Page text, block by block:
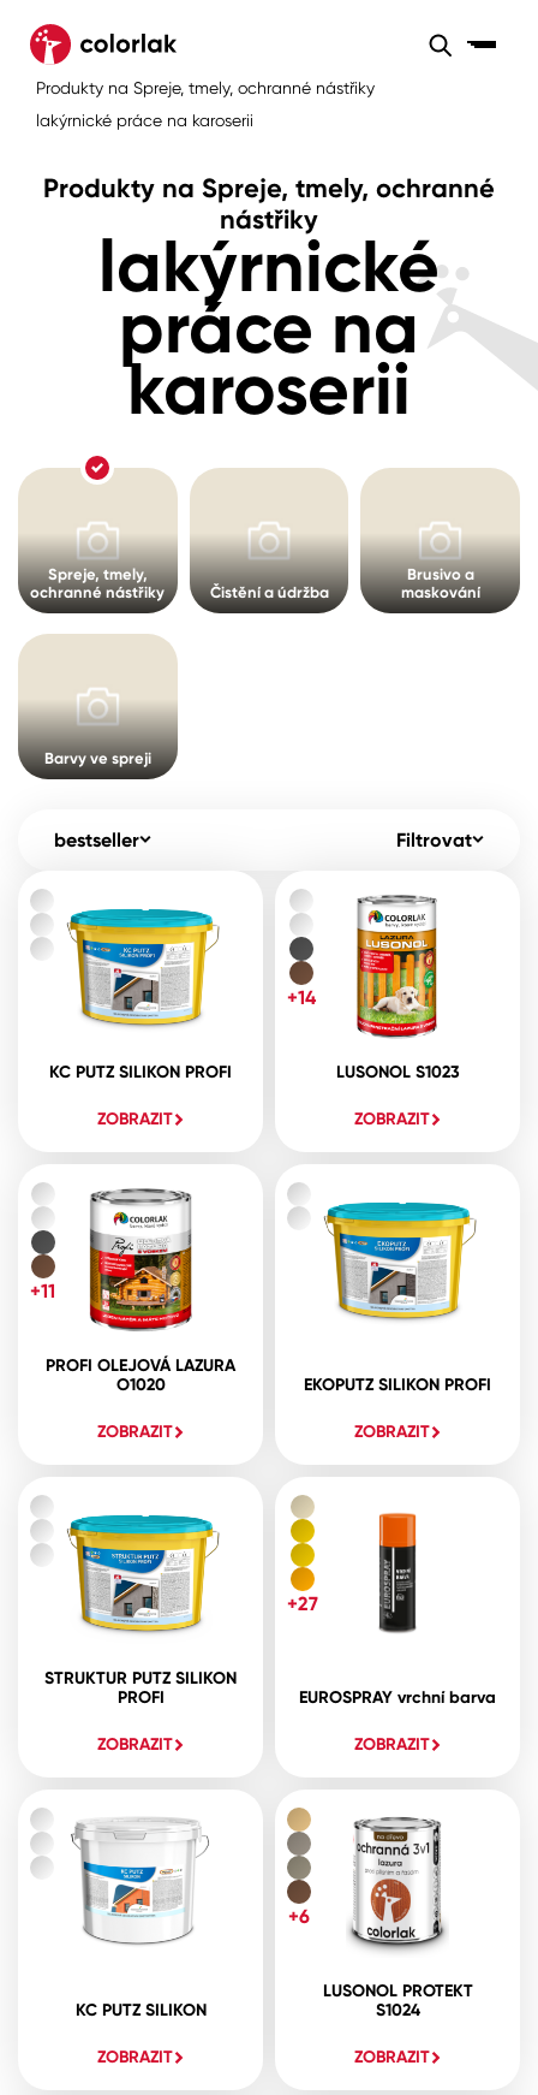
Maloobchod Velkoobchod Sortiment
Sortiment
Prodejny
Tónovací systémy
Pro akcionáře O společnosti
Kontakty
Česko
Sortiment
Kov
Dřevo
Beton, asfalt, minerální podklady
Plast, sklo, keramika
Stěny
Spreje
Ředidla, tužidla, čističe, technické
Tónovací systémy
Colorlak Dekor
Colorlak Profi
Colorlak Pta
Sortiment
Produkty na Spreje, tmely, ochranné nástřiky
lakýrnické práce na karoserii
Produkty na Spreje, tmely, ochranné
nástřiky
lakýrnické
práce na
karoserii
Spreje, tmely,
ochranné nástřiky
Čistění a údržba
Brusivo a
maskování
Barvy ve spreji
bestseller Filtrovat
KC PUTZ SILIKON PROFI
ZOBRAZIT
LUSONOL S1023
ZOBRAZIT
+14
PROFI OLEJOVÁ LAZURA
O1020
ZOBRAZIT
+11
EKOPUTZ SILIKON PROFI
ZOBRAZIT
STRUKTUR PUTZ SILIKON
PROFI
ZOBRAZIT
EUROSPRAY vrchní barva
ZOBRAZIT
+27
KC PUTZ SILIKON
ZOBRAZIT
LUSONOL PROTEKT
S1024
ZOBRAZIT
+6